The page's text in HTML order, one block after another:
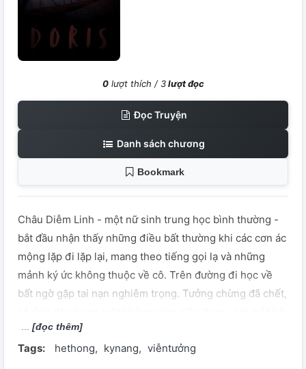
0lượt thích /3lượt đọc
Đọc Truyện
Danh sách chương
Bookmark
Châu Diễm Linh - một nữ sinh trung học bình thường -
bắt đầu nhận thấy những điều bất thường khi các cơn ác
mộng lặp đi lặp lại, mang theo tiếng gọi lạ và những
mảnh ký ức không thuộc về cô. Trên đường đi học về
bất ngờ gặp tai nạn nghiêm trọng. Tưởng chừng đã chết,
thống bí ẩn xuất hiện và trao cho cô khả năng đặc biệt,
cùng lời sấm truyền rằng cô là người được chọn để cứu
[đọc thêm]
Tags: hethong kynang viễntưởng